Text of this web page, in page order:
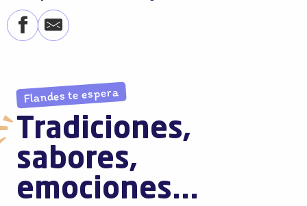
Flandes te espera
Tradiciones,
sabores,
emociones...